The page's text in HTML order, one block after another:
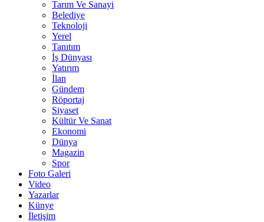
Tarım Ve Sanayi
Belediye
Teknoloji
Yerel
Tanıtım
İş Dünyası
Yatırım
İlan
Gündem
Röportaj
Siyaset
Kültür Ve Sanat
Ekonomi
Dünya
Magazin
Spor
Foto Galeri
Video
Yazarlar
Künye
İletişim